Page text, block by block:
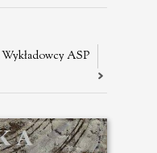
Wykładowcy ASP